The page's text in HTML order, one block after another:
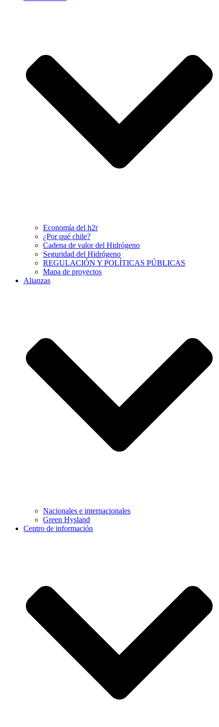
Economía del h2r
¿Por qué chile?
Cadena de valor del Hidrógeno
Seguridad del Hidrógeno
REGULACIÓN Y POLÍTICAS PÚBLICAS
Mapa de proyectos
Alianzas
Nacionales e internacionales
Green Hysland
Centro de información